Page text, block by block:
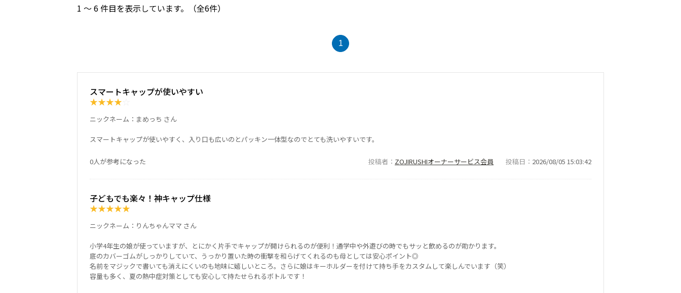
1 ～ 6 件目を表示しています。（全6件）
1
スマートキャップが使いやすい
★★★★
ニックネーム：まめっち さん
スマートキャップが使いやすく、入り口も広いのとパッキン一体型なのでとても洗いやすいです。
0人が参考になった 投稿者 ZOJIRUSHIオーナーサービス会員 投稿日 2026/08/05 15:03:42
子どもでも楽々！神キャップ仕様
★★★★★
ニックネーム：りんちゃんママ さん
小学4年生の娘が使っていますが、とにかく片手でキャップが開けられるのが便利！通学中や外遊びの時でもサッと飲めるのが助かります。
底のカバーゴムがしっかりしていて、うっかり置いた時の衝撃を和らげてくれるのも母としては安心ポイント◎
名前をマジックで書いても消えにくいのも地味に嬉しいところ。さらに娘はキーホルダーを付けて持ち手をカスタムして楽しんでいます（笑）
容量も多く、夏の熱中症対策としても安心して持たせられるボトルです！